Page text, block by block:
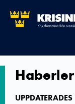
Haberler
UPPDATERADES